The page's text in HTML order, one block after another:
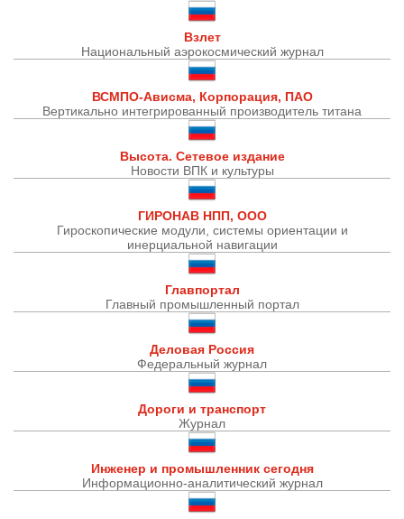
Взлет
Национальный аэрокосмический журнал
ВСМПО-Ависма, Корпорация, ПАО
Вертикально интегрированный производитель титана
Высота. Сетевое издание
Новости ВПК и культуры
ГИРОНАВ НПП, ООО
Гироскопические модули, системы ориентации и
инерциальной навигации
Главпортал
Главный промышленный портал
Деловая Россия
Федеральный журнал
Дороги и транспорт
Журнал
Инженер и промышленник сегодня
Информационно-аналитический журнал